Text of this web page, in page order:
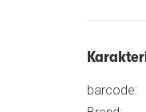
barcode: